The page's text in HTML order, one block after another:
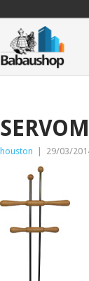
houston 29/03/